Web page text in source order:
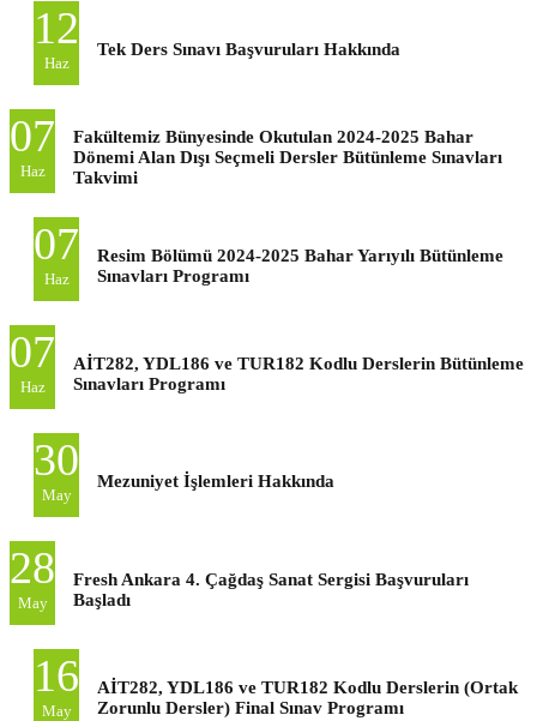
12
Haz
Tek Ders Sınavı Başvuruları Hakkında
07
Haz
Fakültemiz Bünyesinde Okutulan 2024-2025 Bahar
Dönemi Alan Dışı Seçmeli Dersler Bütünleme Sınavları
Takvimi
07
Haz
Resim Bölümü 2024-2025 Bahar Yarıyılı Bütünleme
Sınavları Programı
07
Haz
AİT282, YDL186 ve TUR182 Kodlu Derslerin Bütünleme
Sınavları Programı
30
May
Mezuniyet İşlemleri Hakkında
28
May
Fresh Ankara 4. Çağdaş Sanat Sergisi Başvuruları
Başladı
16
May
AİT282, YDL186 ve TUR182 Kodlu Derslerin (Ortak
Zorunlu Dersler) Final Sınav Programı